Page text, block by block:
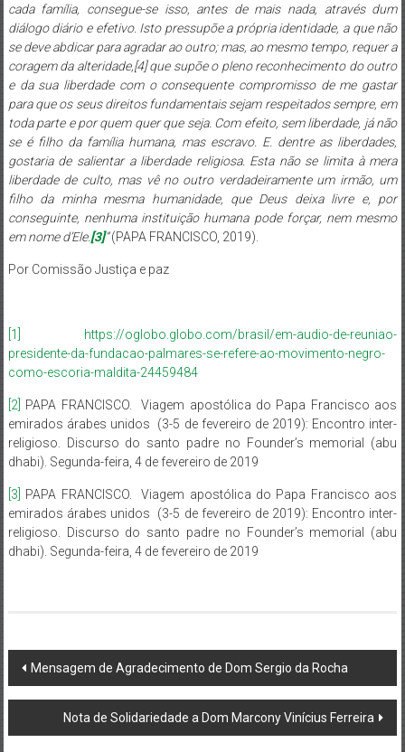
cada família, consegue-se isso, antes de mais nada, através dum
diálogo diário e efetivo. Isto pressupõe a própria identidade, a que não
se deve abdicar para agradar ao outro; mas, ao mesmo tempo, requer a
coragem da alteridade,[4] que supõe o pleno reconhecimento do outro
e da sua liberdade com o consequente compromisso de me gastar
para que os seus direitos fundamentais sejam respeitados sempre, em
toda parte e por quem quer que seja. Com efeito, sem liberdade, já não
se é filho da família humana, mas escravo. E. dentre as liberdades,
gostaria de salientar a liberdade religiosa. Esta não se limita à mera
liberdade de culto, mas vê no outro verdadeiramente um irmão, um
filho da minha mesma humanidade, que Deus deixa livre e, por
conseguinte, nenhuma instituição humana pode forçar, nem mesmo
em nome d’Ele.[3]”(PAPA FRANCISCO, 2019).
Por Comissão Justiça e paz
[1]
https://oglobo.globo.com/brasil/em-audio-de-reuniao-
presidente-da-fundacao-palmares-se-refere-ao-movimento-negro-
como-escoria-maldita-24459484
[2]
PAPA FRANCISCO. Viagem apostólica do Papa Francisco aos
emirados árabes unidos (3-5 de fevereiro de 2019): Encontro inter-
religioso. Discurso do santo padre no Founder’s memorial (abu
dhabi). Segunda-feira, 4 de fevereiro de 2019
[3]
PAPA FRANCISCO. Viagem apostólica do Papa Francisco aos
emirados árabes unidos (3-5 de fevereiro de 2019): Encontro inter-
religioso. Discurso do santo padre no Founder’s memorial (abu
dhabi). Segunda-feira, 4 de fevereiro de 2019
Navegação
do
post
Mensagem de Agradecimento de Dom Sergio da Rocha
Nota de Solidariedade a Dom Marcony Vinícius Ferreira